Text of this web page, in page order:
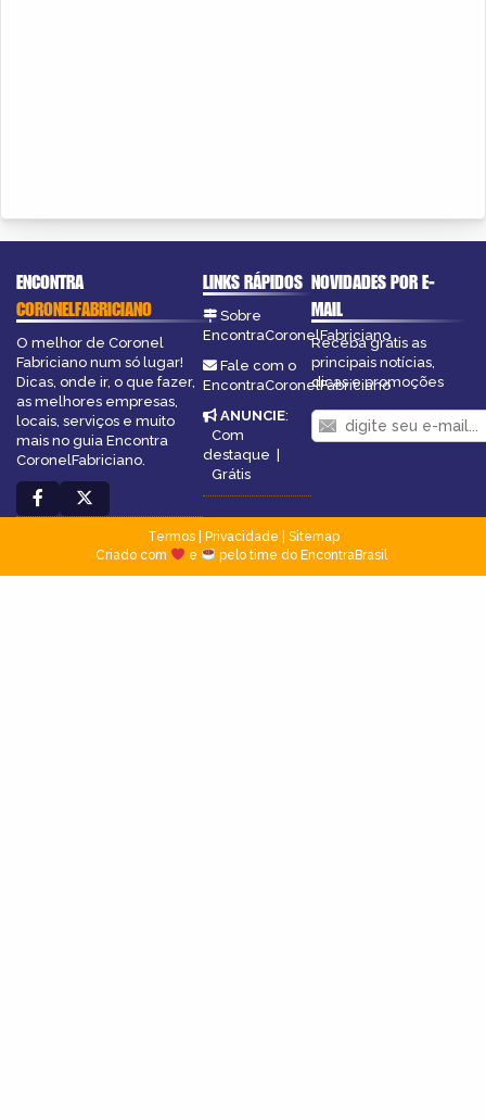
ENCONTRA
CORONELFABRICIANO
O melhor de Coronel
Fabriciano num só lugar!
Dicas, onde ir, o que fazer,
as melhores empresas,
locais, serviços e muito
mais no guia Encontra
CoronelFabriciano.
LINKS RÁPIDOS
Sobre
EncontraCoronelFabriciano
Fale com o
EncontraCoronelFabriciano
ANUNCIE:
Com
destaque |
Grátis
NOVIDADES POR E-
MAIL
Receba grátis as
principais notícias,
dicas e promoções
Termos| Privacidade
Sitemap
Criado com
e pelo time do EncontraBrasil